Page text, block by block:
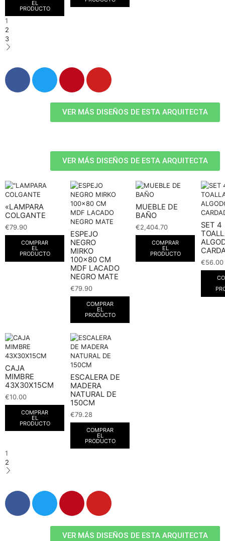
EL
PRODUCTO
1
2
3
VER MÁS DISEÑOS DE ESTA ARQUITECTA
VER MÁS DISEÑOS DE ESTA ARQUITECTA
«LAMPARA
COLGANTE
€79.90
COMPRAR
EL
PRODUCTO
ESPEJO
NEGRO
MIRKO
100×80 CM
MDF LACADO
NEGRO MATE
€79.90
COMPRAR
EL
PRODUCTO
MUEBLE DE
BAÑO
€2,404.70
COMPRAR
EL
PRODUCTO
SET 4
€56.00
CAJA
MIMBRE
43X30X15CM
€10.00
COMPRAR
EL
PRODUCTO
ESCALERA DE
MADERA
NATURAL DE
150CM
€79.28
COMPRAR
EL
PRODUCTO
1
2
VER MÁS DISEÑOS DE ESTA ARQUITECTA